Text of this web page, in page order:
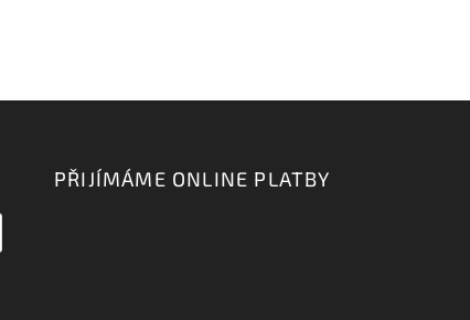
PŘIJÍMÁME ONLINE PLATBY